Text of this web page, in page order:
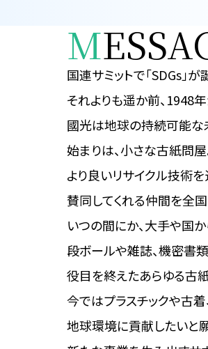
M
国連サミットで「SDGs」が
それよりも遥か前、1948
國光は地球の持続可能な
始まりは、小さな古紙問屋
より良いリサイクル技術を
賛同してくれる仲間を全国
いつの間にか、大手や国
段ボールや雑誌、機密書
役目を終えたあらゆる古紙
今ではプラスチックや古着
地球環境に貢献したいと